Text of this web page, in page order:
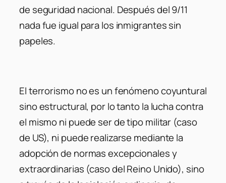
de seguridad nacional. Después del 9/11
nada fue igual para los inmigrantes sin
papeles.
El terrorismo no es un fenómeno coyuntural
sino estructural, por lo tanto la lucha contra
el mismo ni puede ser de tipo militar (caso
de US), ni puede realizarse mediante la
adopción de normas excepcionales y
extraordinarias (caso del Reino Unido), sino